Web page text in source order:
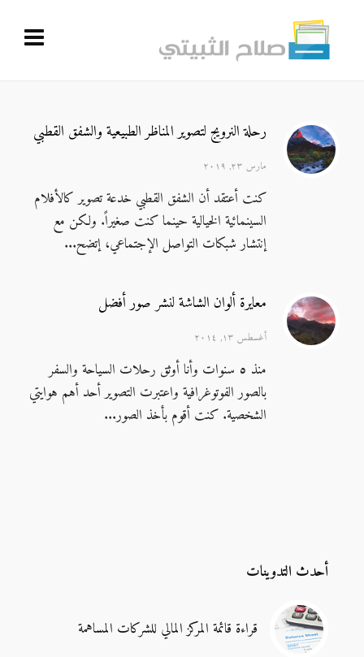
رحلة النرويج لتصوير المناظر الطبيعية والشفق القطبي
مارس ٢٣, ٢٠١٩
كنت أعتقد أن الشفق القطبي خدعة تصوير كالأفلام
السينمائية الخيالية حينما كنت صغيراً. ولكن مع
إنتشار شبكات التواصل الإجتماعي، إتضح...
معايرة ألوان الشاشة لنشر صور أفضل
أغسطس ١٣, ٢٠١٤
منذ ٥ سنوات وأنا أوثق رحلات السياحة والسفر
بالصور الفوتوغرافية واعتبرت التصوير أحد أهم هوايتي
الشخصية. كنت أقوم بأخذ الصور...
أحدث التدوينات
قراءة قائمة المركز المالي للشركات المساهمة